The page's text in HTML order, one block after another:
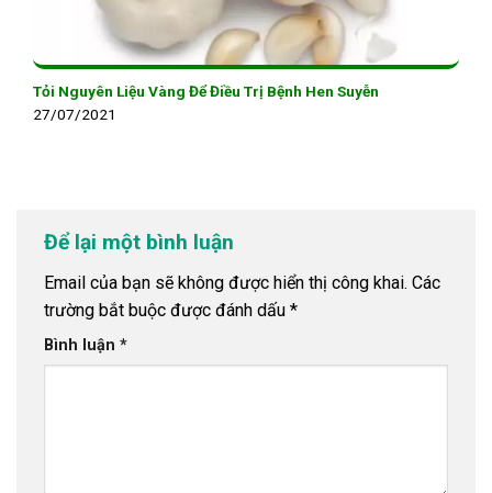
Tỏi Nguyên Liệu Vàng Để Điều Trị Bệnh Hen Suyễn
27/07/2021
Để lại một bình luận
Email của bạn sẽ không được hiển thị công khai. Các
trường bắt buộc được đánh dấu *
Bình luận *